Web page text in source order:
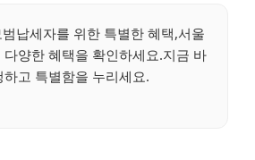
범납세자를 위한 특별한 혜택,서울
양한 혜택을 확인하세요.지금 바
하고 특별함을 누리세요.